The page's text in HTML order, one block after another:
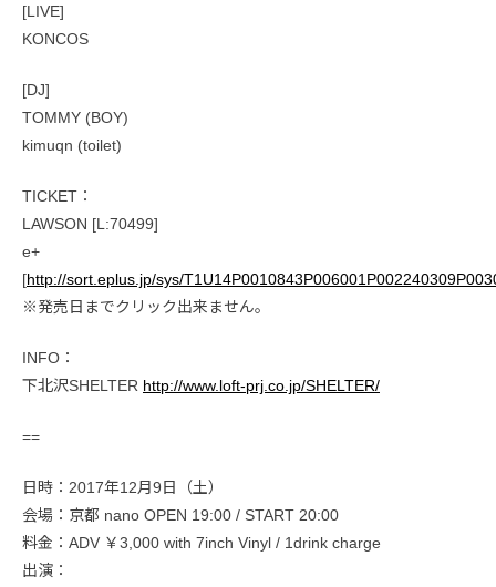
[LIVE]
KONCOS
[DJ]
TOMMY (BOY)
kimuqn (toilet)
TICKET：
LAWSON [L:70499]
e+
[http://sort.eplus.jp/sys/
※発売日までクリック出来ません。
INFO：
下北沢SHELTER http://www.loft-prj.co.jp/SHELTER/
==
日時：2017年12月9日（土）
会場：京都 nano OPEN 19:00 / START 20:00
料金：ADV ￥3,000 with 7inch Vinyl / 1drink charge
出演：